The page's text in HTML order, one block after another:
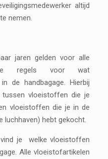
altijd
nemen.
jaren gelden voor alle
regels voor wat
de handbagage. Hierbij
vloeistoffen die je
vloeistoffen die je in de
luchhaven) hebt gekocht.
je welke vloeistoffen
Alle vloeistofartikelen